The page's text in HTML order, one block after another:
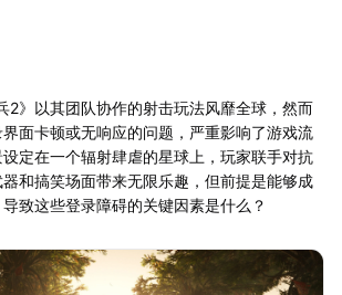
2》以其团队协作的射击玩法风靡全球，然而
面卡顿或无响应的问题，严重影响了游戏流
定在一个辐射肆虐的星球上，玩家联手对抗
和搞笑场面带来无限乐趣，但前提是能够成
致这些登录障碍的关键因素是什么？